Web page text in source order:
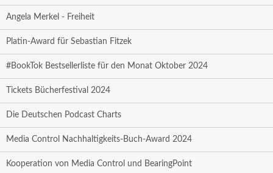
Angela Merkel - Freiheit
Platin-Award für Sebastian Fitzek
#BookTok Bestsellerliste für den Monat Oktober 2024
Tickets Bücherfestival 2024
Die Deutschen Podcast Charts
Media Control Nachhaltigkeits-Buch-Award 2024
Kooperation von Media Control und BearingPoint